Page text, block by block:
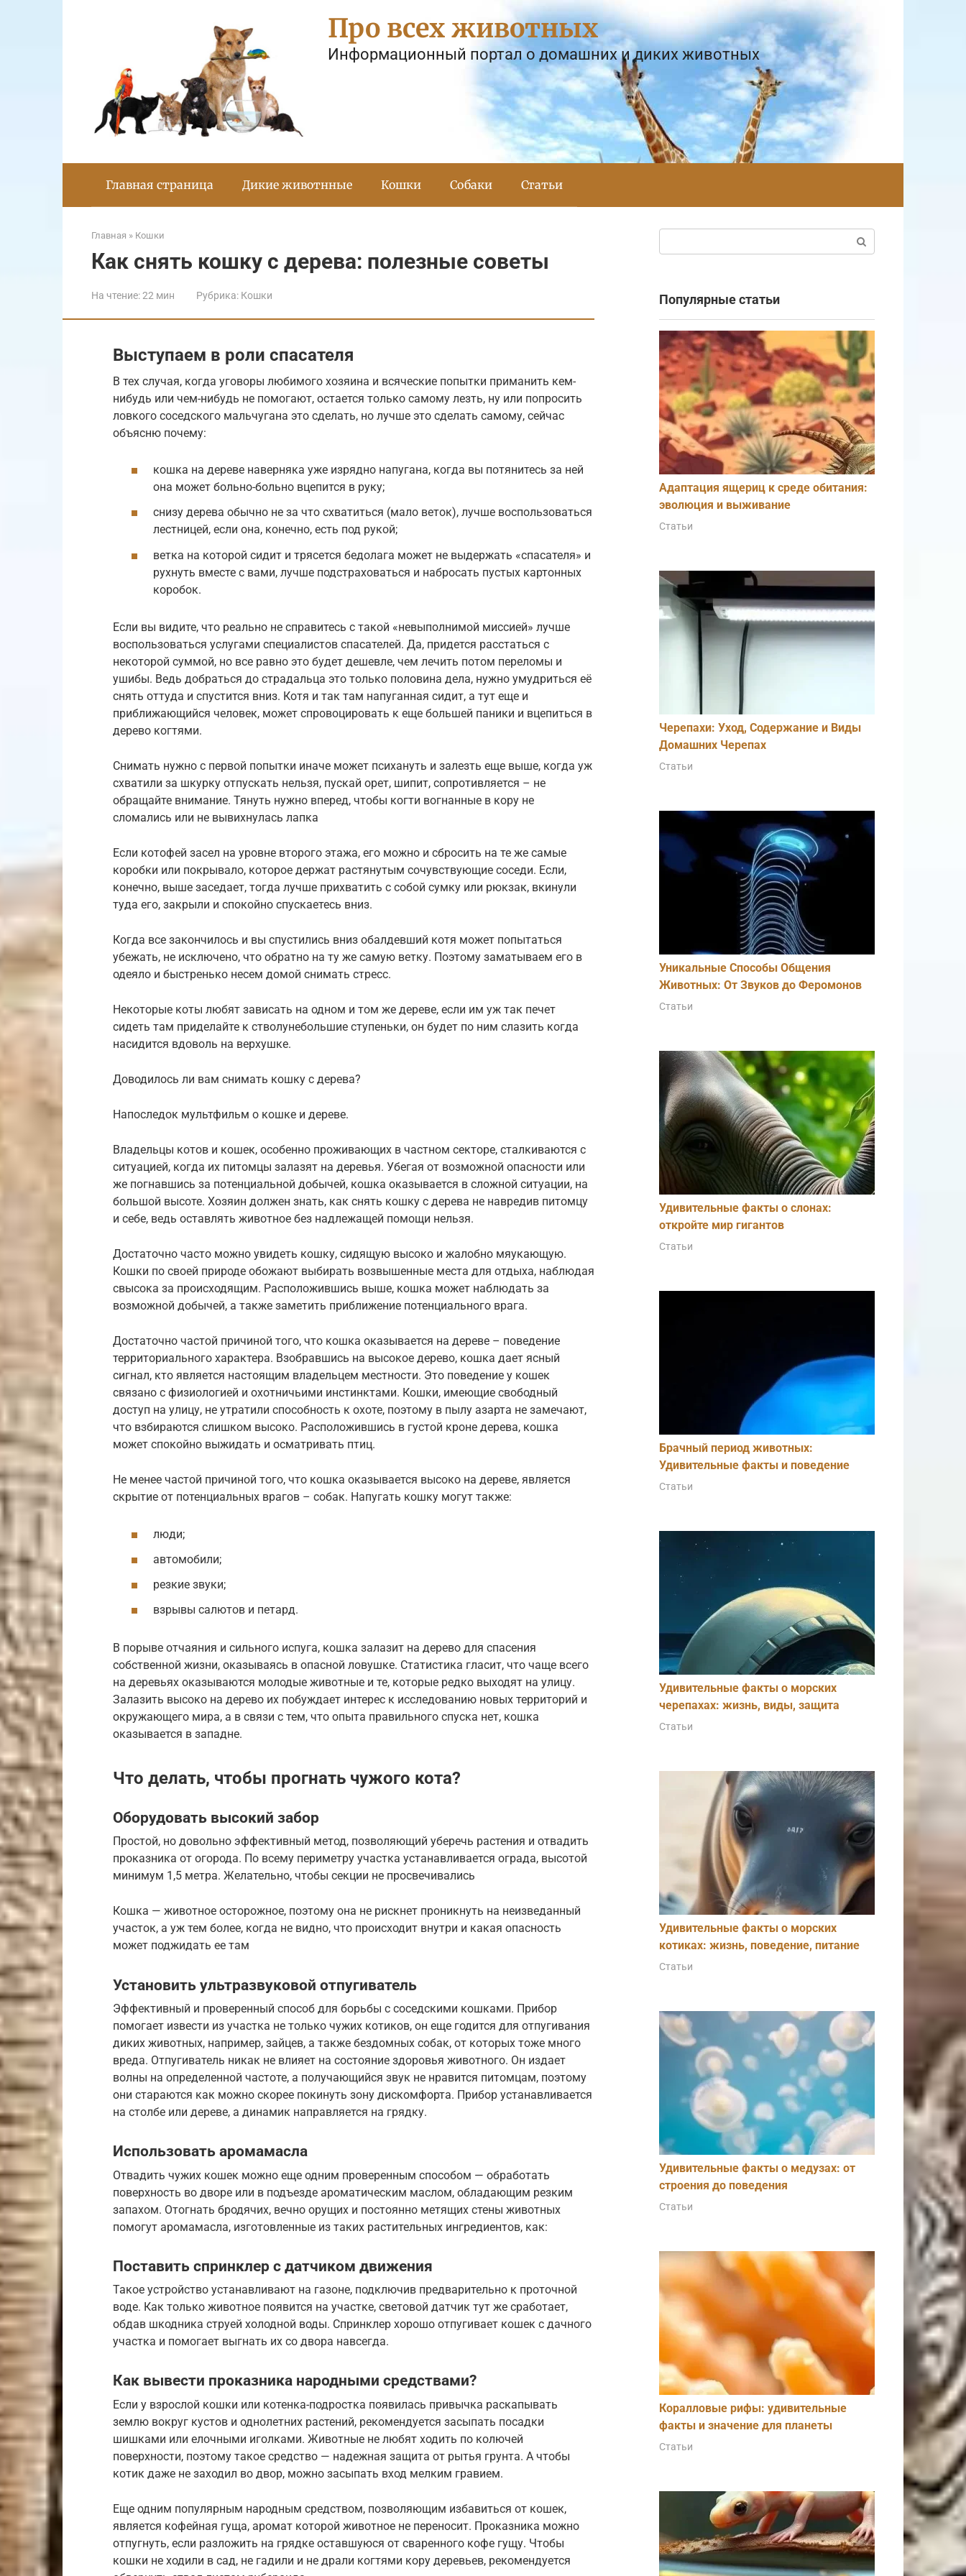
Про всех животных
Информационный портал о домашних и диких животных
Главная страница Дикие животнные Кошки Собаки Статьи
Главная » Кошки
Как снять кошку с дерева: полезные советы
На чтение:22 мин Рубрика: Кошки
Выступаем в роли спасателя
В тех случая, когда уговоры любимого хозяина и всяческие попытки приманить кем-
нибудь или чем-нибудь не помогают, остается только самому лезть, ну или попросить
ловкого соседского мальчугана это сделать, но лучше это сделать самому, сейчас
объясню почему:
кошка на дереве наверняка уже изрядно напугана, когда вы потянитесь за ней
она может больно-больно вцепится в руку;
снизу дерева обычно не за что схватиться (мало веток), лучше воспользоваться
лестницей, если она, конечно, есть под рукой;
ветка на которой сидит и трясется бедолага может не выдержать «спасателя» и
рухнуть вместе с вами, лучше подстраховаться и набросать пустых картонных
коробок.
Если вы видите, что реально не справитесь с такой «невыполнимой миссией» лучше
воспользоваться услугами специалистов спасателей. Да, придется расстаться с
некоторой суммой, но все равно это будет дешевле, чем лечить потом переломы и
ушибы. Ведь добраться до страдальца это только половина дела, нужно умудриться её
снять оттуда и спустится вниз. Котя и так там напуганная сидит, а тут еще и
приближающийся человек, может спровоцировать к еще большей паники и вцепиться в
дерево когтями.
Снимать нужно с первой попытки иначе может психануть и залезть еще выше, когда уж
схватили за шкурку отпускать нельзя, пускай орет, шипит, сопротивляется – не
обращайте внимание. Тянуть нужно вперед, чтобы когти вогнанные в кору не
сломались или не вывихнулась лапка
Если котофей засел на уровне второго этажа, его можно и сбросить на те же самые
коробки или покрывало, которое держат растянутым сочувствующие соседи. Если,
конечно, выше заседает, тогда лучше прихватить с собой сумку или рюкзак, вкинули
туда его, закрыли и спокойно спускаетесь вниз.
Когда все закончилось и вы спустились вниз обалдевший котя может попытаться
убежать, не исключено, что обратно на ту же самую ветку. Поэтому заматываем его в
одеяло и быстренько несем домой снимать стресс.
Некоторые коты любят зависать на одном и том же дереве, если им уж так печет
сидеть там приделайте к стволунебольшие ступеньки, он будет по ним слазить когда
насидится вдоволь на верхушке.
Доводилось ли вам снимать кошку с дерева?
Напоследок мультфильм о кошке и дереве.
Владельцы котов и кошек, особенно проживающих в частном секторе, сталкиваются с
ситуацией, когда их питомцы залазят на деревья. Убегая от возможной опасности или
же погнавшись за потенциальной добычей, кошка оказывается в сложной ситуации, на
большой высоте. Хозяин должен знать, как снять кошку с дерева не навредив питомцу
и себе, ведь оставлять животное без надлежащей помощи нельзя.
Достаточно часто можно увидеть кошку, сидящую высоко и жалобно мяукающую.
Кошки по своей природе обожают выбирать возвышенные места для отдыха, наблюдая
свысока за происходящим. Расположившись выше, кошка может наблюдать за
возможной добычей, а также заметить приближение потенциального врага.
Достаточно частой причиной того, что кошка оказывается на дереве – поведение
территориального характера. Взобравшись на высокое дерево, кошка дает ясный
сигнал, кто является настоящим владельцем местности. Это поведение у кошек
связано с физиологией и охотничьими инстинктами. Кошки, имеющие свободный
доступ на улицу, не утратили способность к охоте, поэтому в пылу азарта не замечают,
что взбираются слишком высоко. Расположившись в густой кроне дерева, кошка
может спокойно выжидать и осматривать птиц.
Не менее частой причиной того, что кошка оказывается высоко на дереве, является
скрытие от потенциальных врагов – собак. Напугать кошку могут также:
люди;
автомобили;
резкие звуки;
взрывы салютов и петард.
В порыве отчаяния и сильного испуга, кошка залазит на дерево для спасения
собственной жизни, оказываясь в опасной ловушке. Статистика гласит, что чаще всего
на деревьях оказываются молодые животные и те, которые редко выходят на улицу.
Залазить высоко на дерево их побуждает интерес к исследованию новых территорий и
окружающего мира, а в связи с тем, что опыта правильного спуска нет, кошка
оказывается в западне.
Что делать, чтобы прогнать чужого кота?
Оборудовать высокий забор
Простой, но довольно эффективный метод, позволяющий уберечь растения и отвадить
проказника от огорода. По всему периметру участка устанавливается ограда, высотой
минимум 1,5 метра. Желательно, чтобы секции не просвечивались
Кошка — животное осторожное, поэтому она не рискнет проникнуть на неизведанный
участок, а уж тем более, когда не видно, что происходит внутри и какая опасность
может поджидать ее там
Установить ультразвуковой отпугиватель
Эффективный и проверенный способ для борьбы с соседскими кошками. Прибор
помогает извести из участка не только чужих котиков, он еще годится для отпугивания
диких животных, например, зайцев, а также бездомных собак, от которых тоже много
вреда. Отпугиватель никак не влияет на состояние здоровья животного. Он издает
волны на определенной частоте, а получающийся звук не нравится питомцам, поэтому
они стараются как можно скорее покинуть зону дискомфорта. Прибор устанавливается
на столбе или дереве, а динамик направляется на грядку.
Использовать аромамасла
Отвадить чужих кошек можно еще одним проверенным способом — обработать
поверхность во дворе или в подъезде ароматическим маслом, обладающим резким
запахом. Отогнать бродячих, вечно орущих и постоянно метящих стены животных
помогут аромамасла, изготовленные из таких растительных ингредиентов, как:
Поставить спринклер с датчиком движения
Такое устройство устанавливают на газоне, подключив предварительно к проточной
воде. Как только животное появится на участке, световой датчик тут же сработает,
обдав шкодника струей холодной воды. Спринклер хорошо отпугивает кошек с дачного
участка и помогает выгнать их со двора навсегда.
Как вывести проказника народными средствами?
Если у взрослой кошки или котенка-подростка появилась привычка раскапывать
землю вокруг кустов и однолетних растений, рекомендуется засыпать посадки
шишками или елочными иголками. Животные не любят ходить по колючей
поверхности, поэтому такое средство — надежная защита от рытья грунта. А чтобы
котик даже не заходил во двор, можно засыпать вход мелким гравием.
Еще одним популярным народным средством, позволяющим избавиться от кошек,
является кофейная гуща, аромат которой животное не переносит. Проказника можно
отпугнуть, если разложить на грядке оставшуюся от сваренного кофе гущу. Чтобы
кошки не ходили в сад, не гадили и не драли когтями кору деревьев, рекомендуется
Популярные статьи
Адаптация ящериц к среде обитания:
эволюция и выживание
Статьи
Черепахи: Уход, Содержание и Виды
Домашних Черепах
Статьи
Уникальные Способы Общения
Животных: От Звуков до Феромонов
Статьи
Удивительные факты о слонах:
откройте мир гигантов
Статьи
Брачный период животных:
Удивительные факты и поведение
Статьи
Удивительные факты о морских
черепахах: жизнь, виды, защита
Статьи
Удивительные факты о морских
котиках: жизнь, поведение, питание
Статьи
Удивительные факты о медузах: от
строения до поведения
Статьи
Коралловые рифы: удивительные
факты и значение для планеты
Статьи